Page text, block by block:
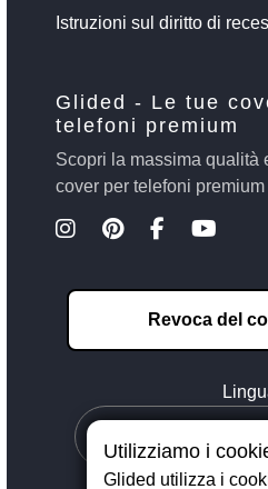
Istruzioni sul diritto di
Glided - Le tue
telefoni premium
Scopri la massima qualità
cover per telefoni
Revoca del
Utilizziamo i
Glided utilizza i